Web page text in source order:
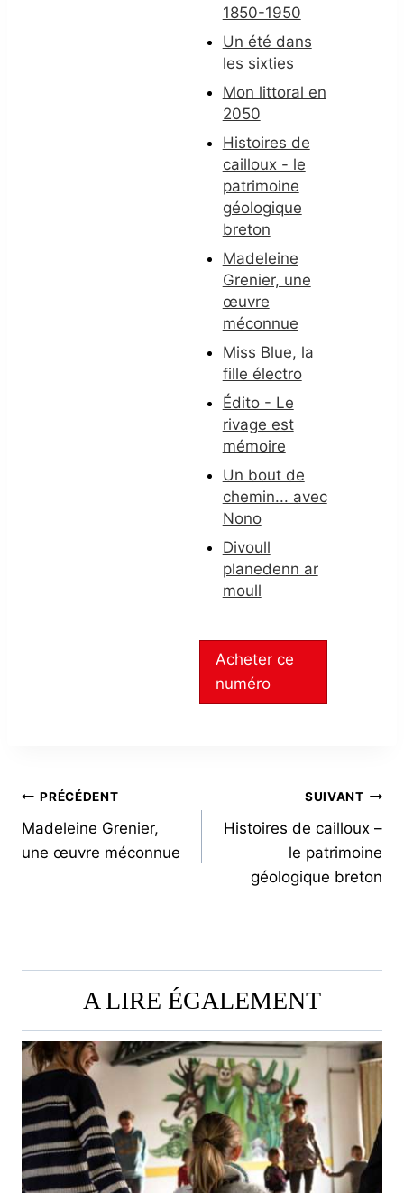
1850-1950
Un été dans
les sixties
Mon littoral en
2050
Histoires de
cailloux - le
patrimoine
géologique
breton
Madeleine
Grenier, une
œuvre
méconnue
Miss Blue, la
fille électro
Édito - Le
rivage est
mémoire
Un bout de
chemin... avec
Nono
Divoull
planedenn ar
moull
Acheter ce
numéro
NAVIGATION
DE
PRÉCÉDENT
Madeleine Grenier,
une œuvre méconnue
SUIVANT
Histoires de cailloux –
le patrimoine
géologique breton
A LIRE ÉGALEMENT